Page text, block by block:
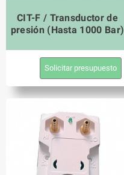
CIT-F / Transductor de
presión (Hasta 1000 Bar)
Solicitar presupuesto